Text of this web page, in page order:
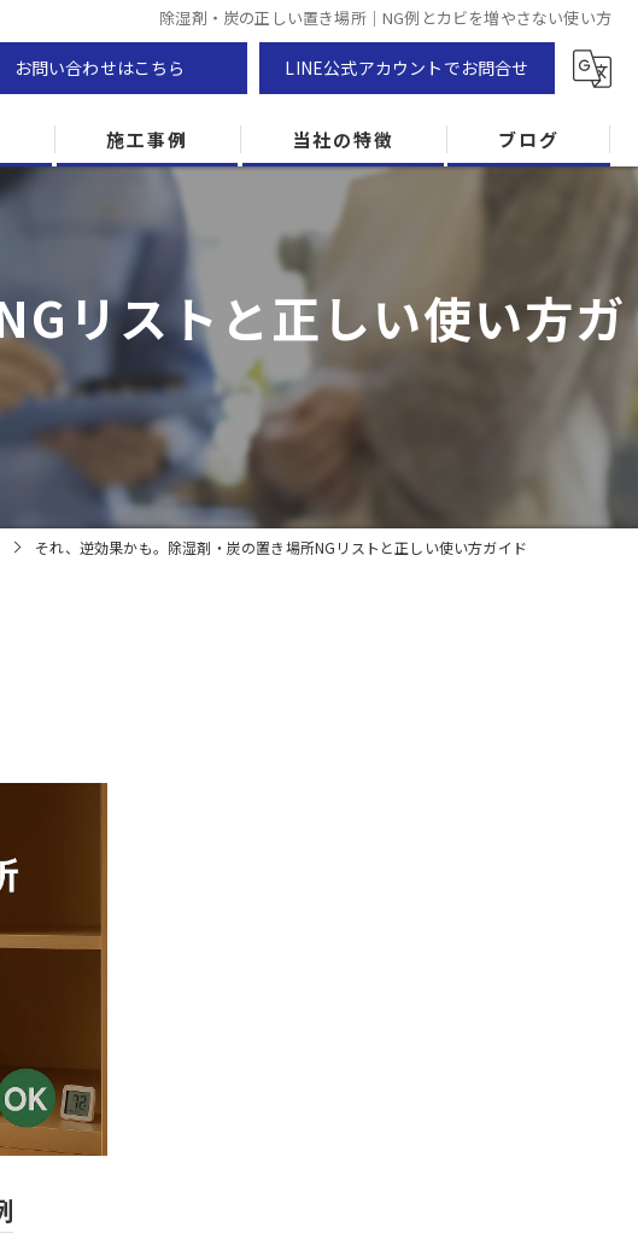
除湿剤・炭の正しい置き場所｜NG例とカビを増やさない使い方
お問い合わせはこちら LINE公式アカウントでお問合せ
施工事例 当社の特徴
防カビ
カビ専門
ZEH住宅
カビ検査
ブログ
リストと正しい使い方ガ
それ、逆効果かも。除湿剤・炭の置き場所NGリストと正しい使い方ガイド